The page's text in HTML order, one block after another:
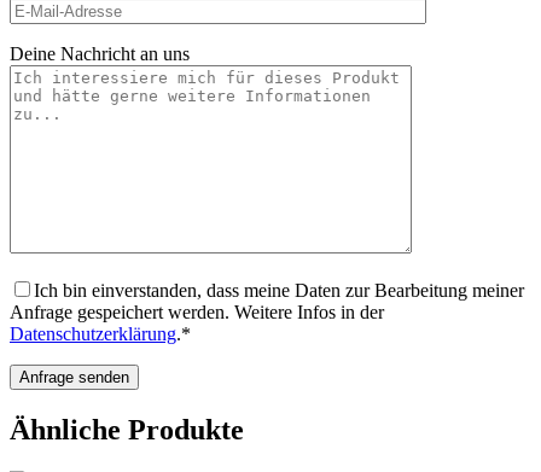
Deine Nachricht an uns
Ich bin einverstanden, dass meine Daten zur Bearbeitung meiner
Anfrage gespeichert werden. Weitere Infos in der
Datenschutzerklärung.*
Ähnliche Produkte